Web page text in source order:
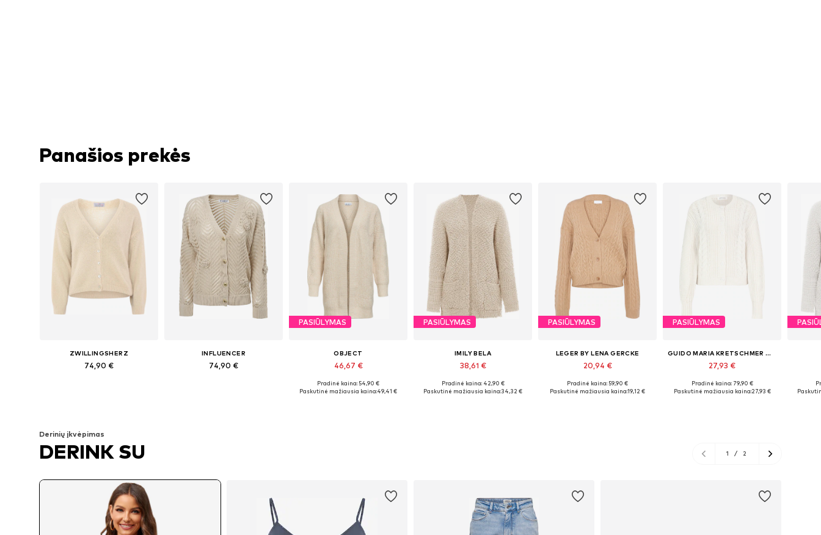
Panašios prekės
ZWILLINGSHERZ
74,90 €
INFLUENCER
74,90 €
PASIŪLYMAS
OBJECT
46,67 €
Galimi dydžiai: XS, S, M, L, XL
Pradinė kaina: 54,90 €
Paskutinė mažiausia kaina:49,41 €
PASIŪLYMAS
IMILY BELA
38,61 €
Galimi dydžiai: S, M, L, XL
Pradinė kaina: 42,90 €
Paskutinė mažiausia kaina:34,32 €
PASIŪLYMAS
LEGER BY LENA GERCKE
20,94 €
Galimi dydžiai: XS, S, M, L, XL
Pradinė kaina: 59,90 €
Paskutinė mažiausia kaina:19,12 €
PASIŪLYMAS
GUIDO MARIA KRETSCHMER WOMEN
27,93 €
Yra daugybė dydžių
Pradinė kaina: 79,90 €
Paskutinė mažiausia kaina:27,93 €
Derinių įkvėpimas
DERINK SU 1 / 2